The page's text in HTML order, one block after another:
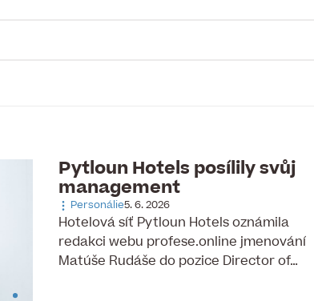
Pytloun Hotels posílily svůj
management
Personálie5. 6. 2026
Hotelová síť Pytloun Hotels oznámila
redakci webu profese.online jmenování
Matúše Rudáše do pozice Director of…